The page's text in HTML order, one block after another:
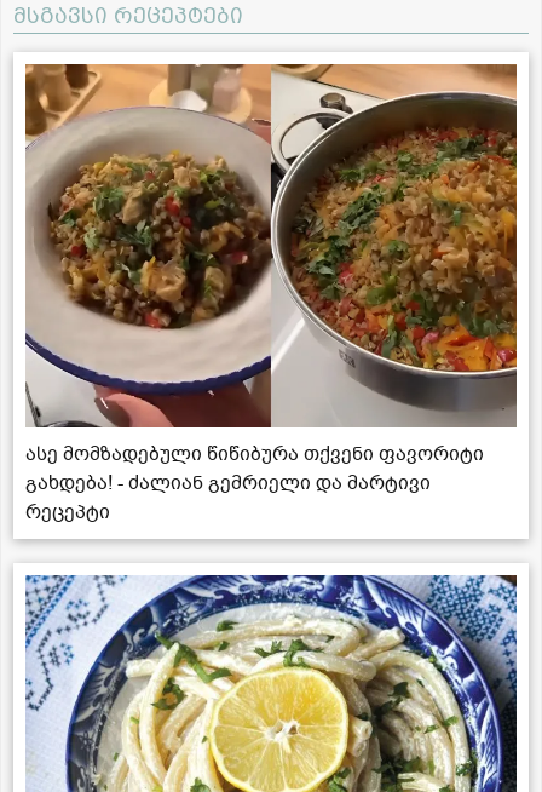
მსგავსი რეცეპტები
ასე მომზადებული წიწიბურა თქვენი ფავორიტი
გახდება! - ძალიან გემრიელი და მარტივი
რეცეპტი